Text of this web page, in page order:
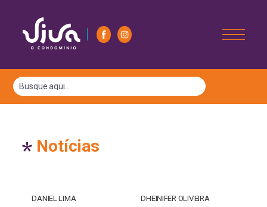
Notícias
DANIEL LIMA
DHEINIFER OLIVEIRA